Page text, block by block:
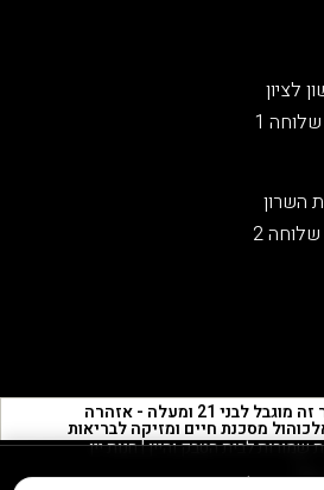
התוכן המוצג באתר זה מוגבל לבני 21 ומעלה - אזהרה
מסכנת חיים ומזיקה לבריאות
שלוחה 1
שלוחה 2
תפעול האתר, ניתוחים סטטיסטיים,